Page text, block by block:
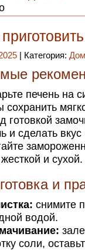
| Категория:
печень на
сохранить
готовкой
и сделать
и сухой.
и
снимите
водой.
соли,